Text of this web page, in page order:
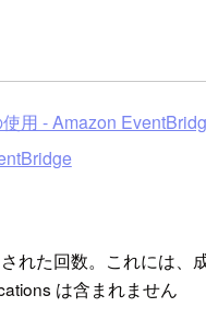
用 - Amazon
れた回数。これには
は含まれません